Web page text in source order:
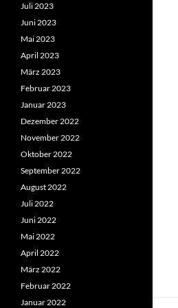
Juli 2023
Juni 2023
Mai 2023
April 2023
März 2023
Februar 2023
Januar 2023
Dezember 2022
November 2022
Oktober 2022
September 2022
August 2022
Juli 2022
Juni 2022
Mai 2022
April 2022
März 2022
Februar 2022
Januar 2022